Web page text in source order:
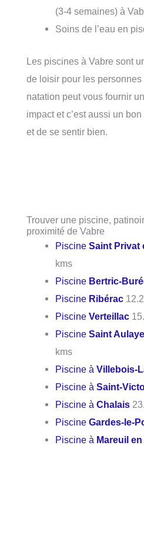
(3-4 semaines) à
Soins de l’eau en
Les piscines à Vabre sont
de loisir pour les personnes
natation peut vous fournir
impact et c’est aussi un
et de se sentir bien.
Trouver une piscine,
proximité de Vabre
PiscineSaint Privat
kms
Piscine Bertric-
Piscine Ribérac
PiscineVerteillac
PiscineSaint
kms
Piscine àVillebois-
Piscine àSaint-
Piscine àChalais
PiscineGardes-le-
Piscine à Mareuil